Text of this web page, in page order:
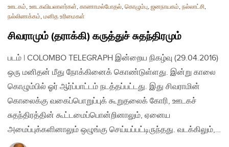
ஊடகம், ஊடகவியலாளர்கள், காணாமல்போதல், கொழும்பு, ஜனநாயகம், நல்லாட்சி,
நல்லிணக்கம், மனித உரிமைகள்
சிவராமும் (தராக்கி) கருத்துச் சுதந்திரமும்
படம் | COLOMBO TELEGRAPH இன்றைய நிகழ்வு (29.04.2016)
ஒரு மனிதன் மீது நோக்கினைக் கொண்டுள்ளது. இன்று காலை
கொழும்பில் ஓர் ஆர்ப்பாட்டம் நடத்தப்பட்டது. இது சிவராமின்
கொலைக்கு வகைப்பொறுப்புக் கூறுதலைக் கோரி, ஊடகச்
சுதந்திரத்தின் கூட்டமைப்பொன்றினாலும், ஏனைய
அமைப்புக்களினாலும் ஒழுங்கு செய்யப்பட்டிருந்தது. வடக்கிலும்,…